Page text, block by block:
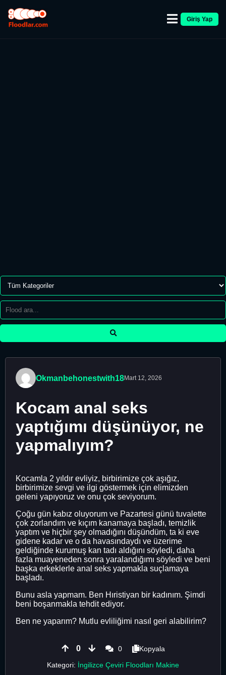
Giriş Yap
Okmanbehonestwith18Mart 12, 2026
Kocam anal seks
yaptığımı düşünüyor, ne
yapmalıyım?
Kocamla 2 yıldır evliyiz, birbirimize çok aşığız,
birbirimize sevgi ve ilgi göstermek için elimizden
geleni yapıyoruz ve onu çok seviyorum.
Çoğu gün kabız oluyorum ve Pazartesi günü tuvalette
çok zorlandım ve kıçım kanamaya başladı, temizlik
yaptım ve hiçbir şey olmadığını düşündüm, ta ki eve
gidene kadar ve o da havasındaydı ve üzerime
geldiğinde kurumuş kan tadı aldığını söyledi, daha
fazla muayeneden sonra yaralandığımı söyledi ve beni
başka erkeklerle anal seks yapmakla suçlamaya
başladı.
Bunu asla yapmam. Ben Hıristiyan bir kadınım. Şimdi
beni boşanmakla tehdit ediyor.
Ben ne yaparım? Mutlu evliliğimi nasıl geri alabilirim?
0 0
Kopyala
Kategori: İngilizce Çeviri Floodları Makine